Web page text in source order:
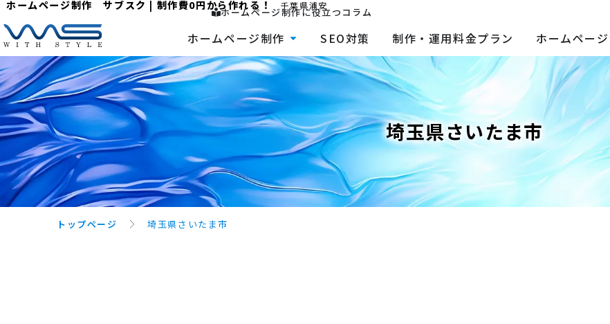
ホームページ制作 サブスク | 制作費0円から作れる！ 千葉県浦安
ホームページ制作に役立つコラム
ホームページ制作 SEO対策 制作・運用料金プラン ホームペー
埼玉県さいたま市
トップページ 埼玉県さいたま市